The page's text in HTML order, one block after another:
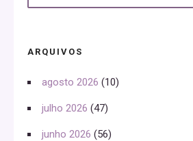
ARQUIVOS
agosto 2026 (10)
julho 2026 (47)
junho 2026 (56)